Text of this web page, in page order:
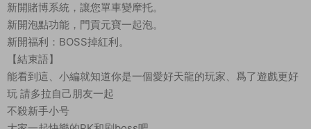
新開賭博系統，讓您單車變摩托。
新開泡點功能，門貢元寶一起泡。
新開福利：BOSS掉紅利。
【結束語】
能看到這、小編就知道你是一個愛好天龍的玩家、爲了遊戲更好
玩 請多拉自己朋友一起
不殺新手小号